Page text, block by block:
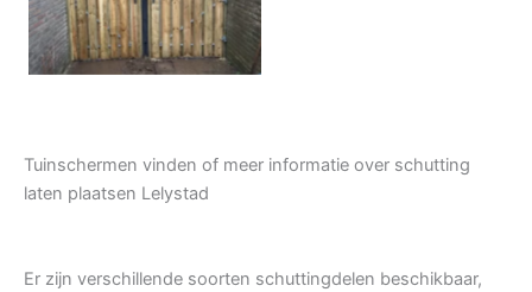
Tuinschermen vinden of meer informatie over schutting
laten plaatsen Lelystad
Er zijn verschillende soorten schuttingdelen beschikbaar,